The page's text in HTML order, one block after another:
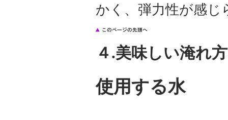
かく、弾力性が感じ
４.美味しい淹れ方
使用する水